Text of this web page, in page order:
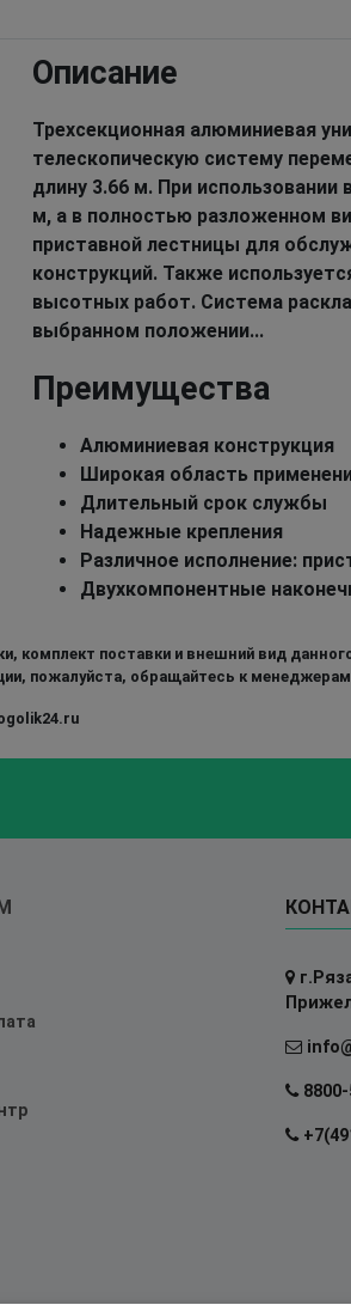
Описание
Трехсекционная алюминиевая
телескопическую систему
длину 3.66 м. При использовании
м, а в полностью разложенном
приставной лестницы для
конструкций. Также
высотных работ. Система
выбранном положении...
Преимущества
Алюминиевая конструкция
Широкая область
Длительный срок службы
Надежные крепления
Различное исполнение:
Двухкомпонентные
комплект поставки и внешний вид
пожалуйста, обращайтесь к
8800-